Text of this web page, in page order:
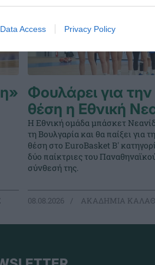
Data Access Privacy Policy
Φουλάρει για
θέση η Εθνική
Η Εθνική ομάδα μπάσκετ
τη Βουλγαρία και θα παίξει για
θέση στο EuroBasket Β'
δύο παίκτριες του
σύνθεσή της.
08.08.2026 ΑΚΑΔΗΜΙΑ